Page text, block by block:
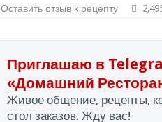
Оставить отзыв к рецепту
Приглашаю в
«Домашний
Живое общение, рецепты,
стол заказов. Жду вас!